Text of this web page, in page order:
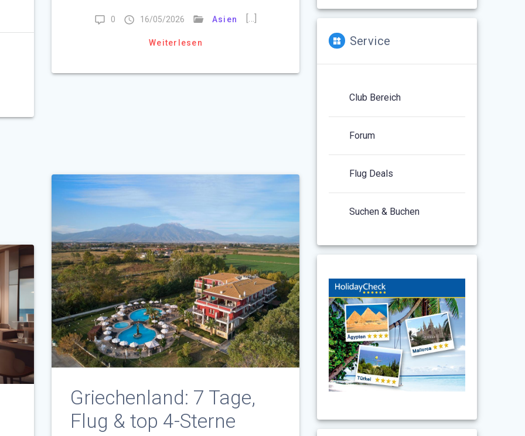
0 16/05/2026 Asien […]
Weiterlesen
Griechenland: 7 Tage,
Flug & top 4-Sterne
Service
Club Bereich
Forum
Flug Deals
Suchen & Buchen